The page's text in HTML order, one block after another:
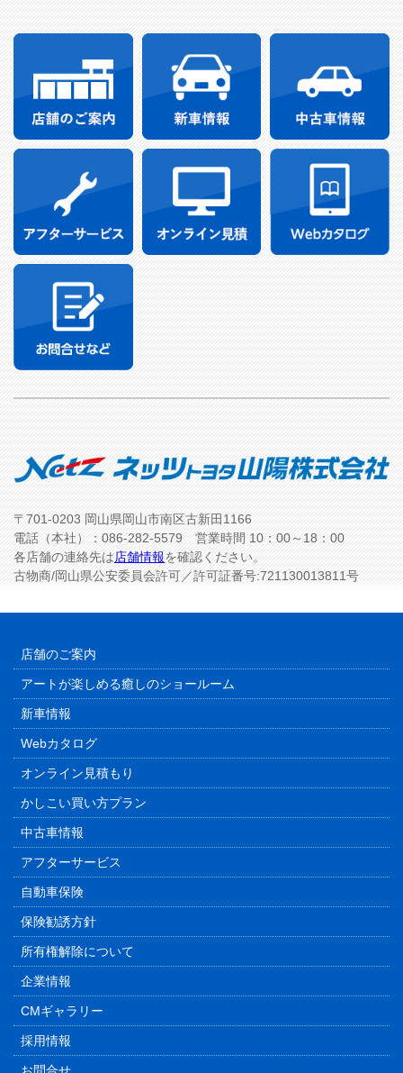
〒701-0203 岡山県岡山市南区古新田1166
電話（本社）：086-282-5579 営業時間 10：00～18：00
各店舗の連絡先は店舗情報を確認ください。
古物商/岡山県公安委員会許可／許可証番号:721130013811号
店舗のご案内
アートが楽しめる癒しのショールーム
新車情報
Webカタログ
オンライン見積もり
かしこい買い方プラン
中古車情報
アフターサービス
自動車保険
保険勧誘方針
所有権解除について
企業情報
CMギャラリー
採用情報